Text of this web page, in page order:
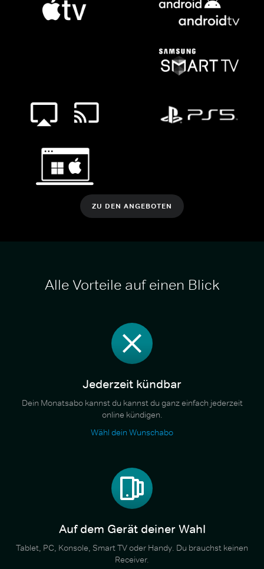
ZU DEN ANGEBOTEN
Alle Vorteile auf einen Blick
Jederzeit kündbar
Dein Monatsabo kannst du kannst du ganz einfach jederzeit
online kündigen.
Wähl dein Wunschabo
Auf dem Gerät deiner Wahl
Tablet, PC, Konsole, Smart TV oder Handy. Du brauchst keinen
Receiver.